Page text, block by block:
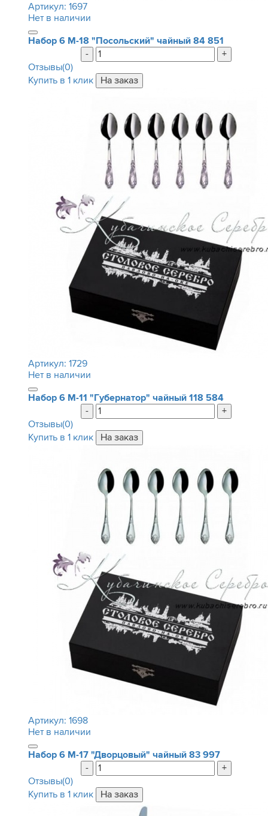
Артикул:1697
Нет в наличии
Набор 6 М-18 "Посольский" чайный84 851
-
+
Отзывы(0)
Купить в 1 клик
Артикул:1729
Нет в наличии
Набор 6 М-11 "Губернатор" чайный118 584
-
+
Отзывы(0)
Купить в 1 клик
Артикул:1698
Нет в наличии
Набор 6 М-17 "Дворцовый" чайный83 997
-
+
Отзывы(0)
Купить в 1 клик